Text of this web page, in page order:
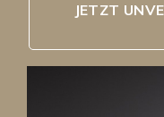
JETZT